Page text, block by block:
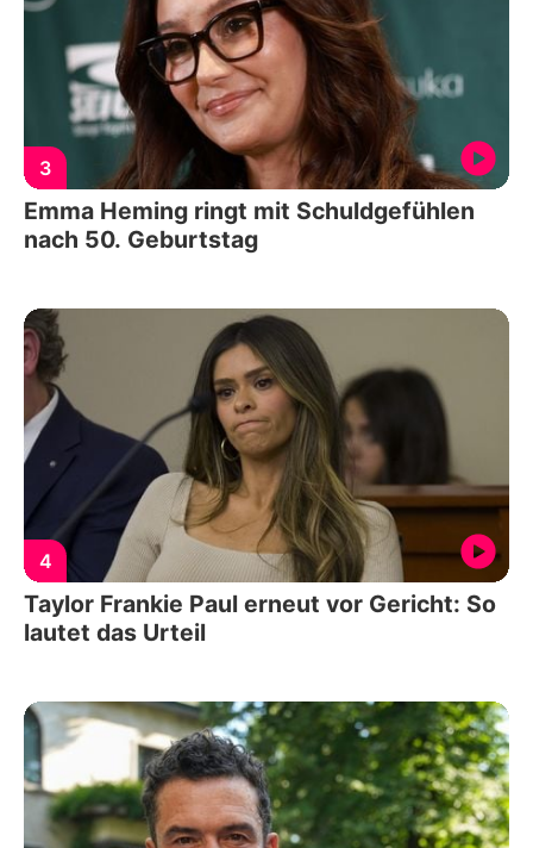
3
Emma Heming ringt mit Schuldgefühlen
nach 50. Geburtstag
4
Taylor Frankie Paul erneut vor Gericht: So
lautet das Urteil